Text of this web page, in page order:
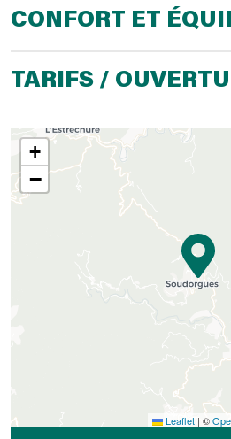
CONFORT ET
TARIFS /
+
−
Leaflet | ©